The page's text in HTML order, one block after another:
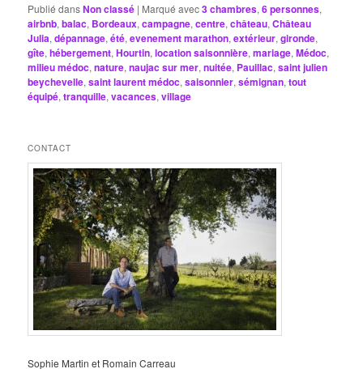
Publié dansNon classé | Marqué avec3 chambres,6 personnes,
airbnb,balac, Bordeaux,campagne,centre,château,Château
Julia,dépannage,été,evenement marathon,extérieur,gironde,
gîte,hébergement,Hourtin,location saisonnière,mariage,Médoc,
milieu médoc,nature,naujac sur mer,nuitée, Pauillac,saint julien
beychevelle,saint laurent médoc,saisonnier,sémignan,tout
équipé,tranquille,vacances,village
CONTACT
Sophie Martin et Romain Carreau